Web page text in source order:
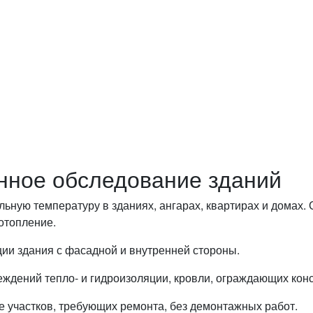
обследование зданий
температуру в зданиях, ангарах, квартирах и
здания с фасадной и внутренней стороны.
тепло- и гидроизоляции, кровли, ограждающих
требующих ремонта, без демонтажных работ.